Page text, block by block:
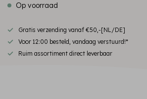
Op voorraad
Gratis verzending vanaf €50,-[NL/DE]
Voor 12:00 besteld, vandaag verstuurd!*
Ruim assortiment direct leverbaar